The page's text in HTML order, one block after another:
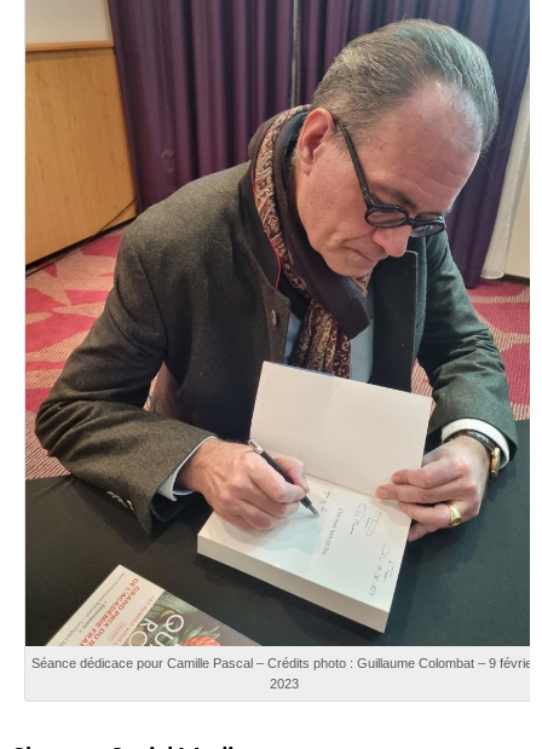
Séance dédicace pour Camille Pascal – Crédits photo : Guillaume Colombat – 9 février
2023